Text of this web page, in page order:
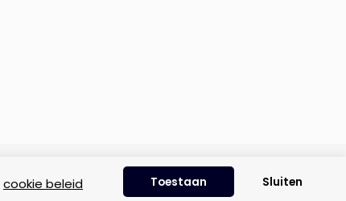
cookie beleid Toestaan Sluiten
Privacyverklaring Cookie beleid